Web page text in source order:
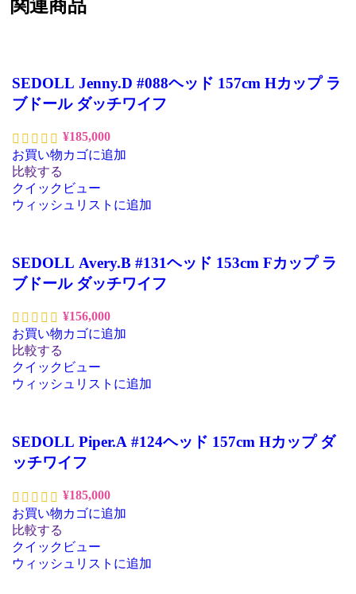
関連商品
SEDOLL Jenny.D #088ヘッド 157cm Hカップ ラ
ブドール ダッチワイフ
¥185,000
お買い物カゴに追加
比較する
クイックビュー
ウィッシュリストに追加
SEDOLL Avery.B #131ヘッド 153cm Fカップ ラ
ブドール ダッチワイフ
¥156,000
お買い物カゴに追加
比較する
クイックビュー
ウィッシュリストに追加
SEDOLL Piper.A #124ヘッド 157cm Hカップ ダ
ッチワイフ
¥185,000
お買い物カゴに追加
比較する
クイックビュー
ウィッシュリストに追加